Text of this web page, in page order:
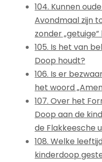
104. Kunnen
Avondmaal zijn
zonder
105. Is het van
Doop houdt?
106. Is er
het woord
107. Over het
Doop aan de
de Flakkeesche
108. Welke
kinderdoop